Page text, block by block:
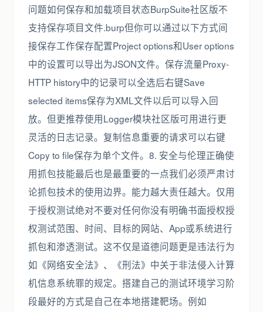
问题如何保存和加载项目状态BurpSuite社区版不
支持保存项目文件.burp但你可以通过以下方式间
接保存工作保存配置Project options和User options
中的设置可以导出为JSON文件。保存流量Proxy-
HTTP history中的记录可以全选后右键Save
selected items保存为XML文件以后可以导入回
放。但更推荐使用Logger模块社区版可用进行更
灵活的日志记录。复制信息重要的请求可以右键
Copy to file保存为单个文件。8. 安全与伦理正确使
用抓包技能最后也是最重要的一点我们必须严肃讨
论抓包技术的使用边界。能力越大责任越大。仅用
于授权测试绝对不要对任何你没有明确书面授权授
权测试范围、时间、目标的网站、App或系统进行
抓包和渗透测试。这不仅是道德问题更是违法行为
如《网络安全法》、《刑法》中关于非法侵入计算
机信息系统罪的规定。搭建自己的测试环境学习阶
段最好的方式是自己在本地搭建靶场。例如